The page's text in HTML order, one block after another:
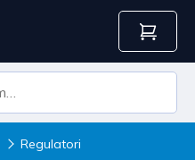
Regulatori